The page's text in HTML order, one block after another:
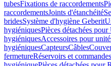
tubesFixations de raccordements
raccordementsJoints d'étanchéité
bridesSystème d'hygiène Geberit
hygiéniquesPièces détachées
hygiéniquesAccessoires pour
hygiéniquesCapteursCâbles
fermetureRéservoirs et